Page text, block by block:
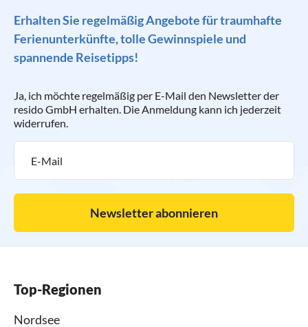
Erhalten Sie regelmäßig Angebote für traumhafte
Ferienunterkünfte, tolle Gewinnspiele und
spannende Reisetipps!
Ja, ich möchte regelmäßig per E-Mail den Newsletter der
resido GmbH erhalten. Die Anmeldung kann ich jederzeit
widerrufen.
Newsletter abonnieren
Top-Regionen
Nordsee